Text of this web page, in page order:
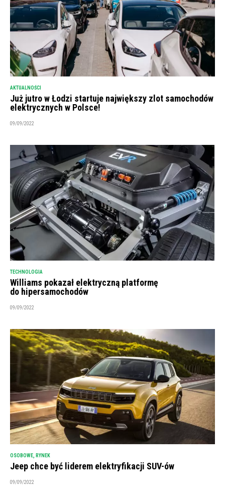
AKTUALNOŚCI
Już jutro w Łodzi startuje największy zlot samochodów
elektrycznych w Polsce!
09/09/2022
TECHNOLOGIA
Williams pokazał elektryczną platformę
do hipersamochodów
09/09/2022
OSOBOWE RYNEK
Jeep chce być liderem elektryfikacji SUV-ów
09/09/2022